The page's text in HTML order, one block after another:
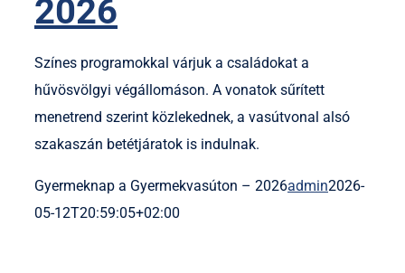
2026
Színes programokkal várjuk a családokat a
hűvösvölgyi végállomáson. A vonatok sűrített
menetrend szerint közlekednek, a vasútvonal alsó
szakaszán betétjáratok is indulnak.
Gyermeknap a Gyermekvasúton – 2026admin2026-
05-12T20:59:05+02:00